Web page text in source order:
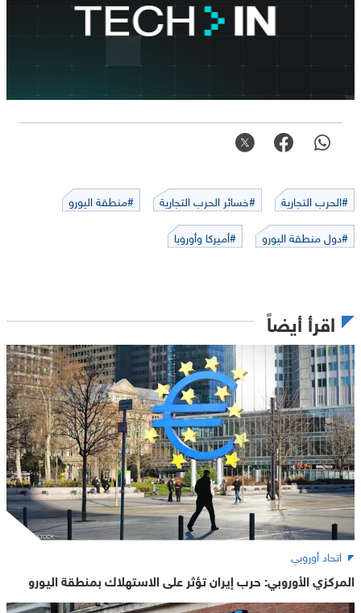
#الحرب التجارية #خسائر الحرب التجارية
#منطقة اليورو
#دول منطقة اليورو
#أميركا وأوروبا
اقرأ أيضاً
اتحاد أوروبي
المركزي الأوروبي: حرب إيران تؤثر على الاستهلاك بمنطقة اليورو